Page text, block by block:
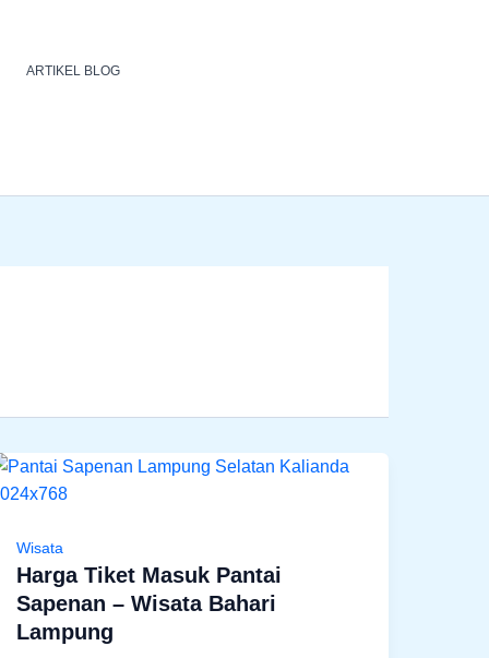
ARTIKEL BLOG
Wisata
Harga Tiket Masuk Pantai
Sapenan – Wisata Bahari
Lampung